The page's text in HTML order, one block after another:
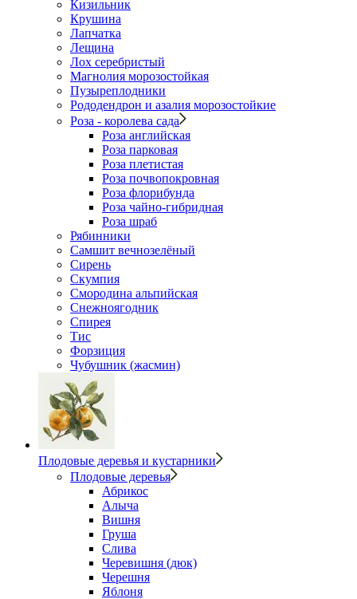
Кизильник
Крушина
Лапчатка
Лещина
Лох серебристый
Магнолия морозостойкая
Пузыреплодники
Рододендрон и азалия морозостойкие
Роза - королева сада
Роза английская
Роза парковая
Роза плетистая
Роза почвопокровная
Роза флорибунда
Роза чайно-гибридная
Роза шраб
Рябинники
Самшит вечнозелёный
Сирень
Скумпия
Смородина альпийская
Снежноягодник
Спирея
Тис
Форзиция
Чубушник (жасмин)
Плодовые деревья и кустарники
Плодовые деревья
Абрикос
Алыча
Вишня
Груша
Слива
Черевишня (дюк)
Черешня
Яблоня